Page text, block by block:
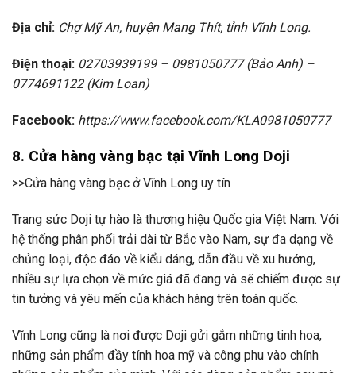
Địa chỉ: Chợ Mỹ An, huyện Mang Thít, tỉnh Vĩnh Long.
Điện thoại: 02703939199 – 0981050777 (Bảo Anh) –
0774691122 (Kim Loan)
Facebook: https://www.facebook.com/KLA0981050777
8. Cửa hàng vàng bạc tại Vĩnh Long Doji
>>Cửa hàng vàng bạc ở Vĩnh Long uy tín
Trang sức Doji tự hào là thương hiệu Quốc gia Việt Nam. Với
hệ thống phân phối trải dài từ Bắc vào Nam, sự đa dạng về
chủng loại, độc đáo về kiểu dáng, dẫn đầu về xu hướng,
nhiều sự lựa chọn về mức giá đã đang và sẽ chiếm được sự
tin tưởng và yêu mến của khách hàng trên toàn quốc.
Vĩnh Long cũng là nơi được Doji gửi gắm những tinh hoa,
những sản phẩm đầy tính hoa mỹ và công phu vào chính